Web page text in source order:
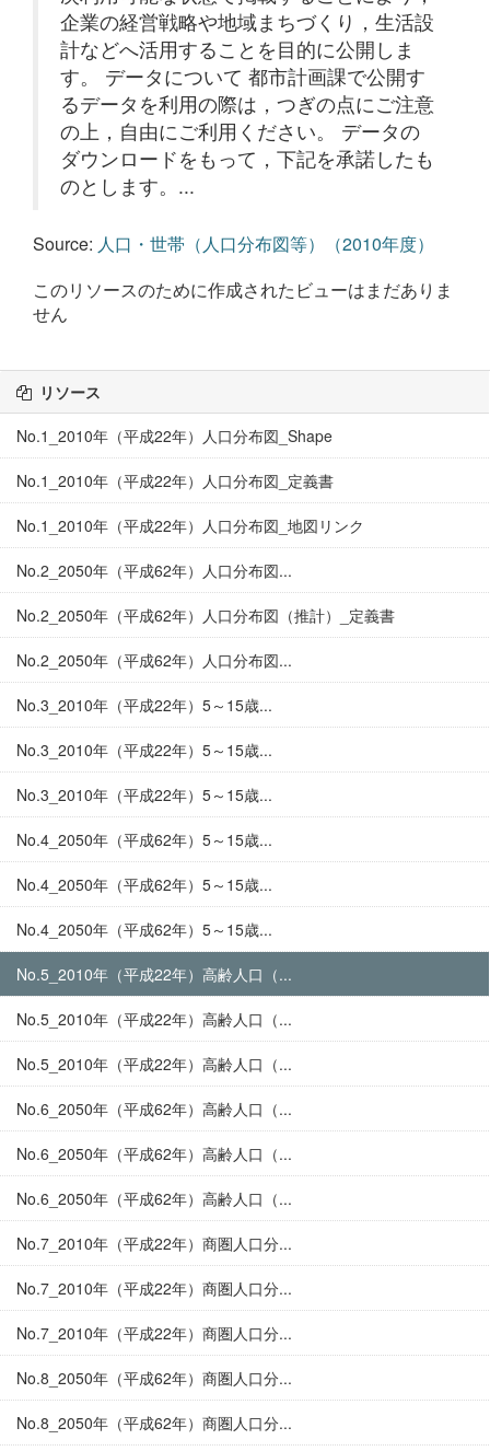
企業の経営戦略や地域まちづくり，生活設
計などへ活用することを目的に公開しま
す。 データについて 都市計画課で公開す
るデータを利用の際は，つぎの点にご注意
の上，自由にご利用ください。 データの
ダウンロードをもって，下記を承諾したも
のとします。...
Source: 人口・世帯（人口分布図等）（2010年度）
このリソースのために作成されたビューはまだありま
せん
リソース
No.1_2010年（平成22年）人口分布図_Shape
No.1_2010年（平成22年）人口分布図_定義書
No.1_2010年（平成22年）人口分布図_地図リンク
No.2_2050年（平成62年）人口分布図...
No.2_2050年（平成62年）人口分布図（推計）_定義書
No.2_2050年（平成62年）人口分布図...
No.3_2010年（平成22年）5～15歳...
No.3_2010年（平成22年）5～15歳...
No.3_2010年（平成22年）5～15歳...
No.4_2050年（平成62年）5～15歳...
No.4_2050年（平成62年）5～15歳...
No.4_2050年（平成62年）5～15歳...
No.5_2010年（平成22年）高齢人口（...
No.5_2010年（平成22年）高齢人口（...
No.5_2010年（平成22年）高齢人口（...
No.6_2050年（平成62年）高齢人口（...
No.6_2050年（平成62年）高齢人口（...
No.6_2050年（平成62年）高齢人口（...
No.7_2010年（平成22年）商圏人口分...
No.7_2010年（平成22年）商圏人口分...
No.7_2010年（平成22年）商圏人口分...
No.8_2050年（平成62年）商圏人口分...
No.8_2050年（平成62年）商圏人口分...